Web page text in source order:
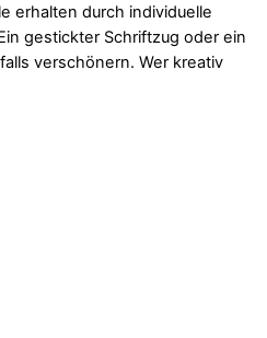
erhalten durch individuelle
gestickter Schriftzug oder ein
verschönern. Wer kreativ